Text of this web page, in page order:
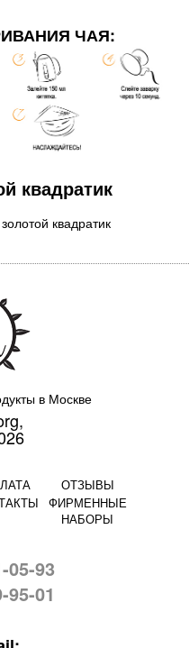
ЧАЯ:
квадратик
квадратик
в Москве
ОТЗЫВЫ
ФИРМЕННЫЕ
НАБОРЫ
05-93
95-01